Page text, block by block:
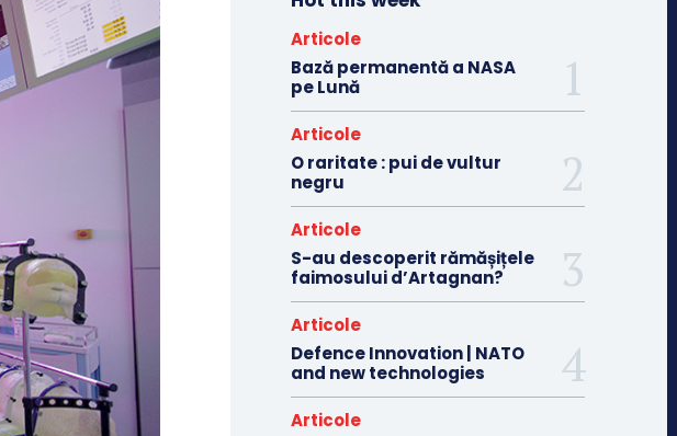
Articole
Bază permanentă a NASA
pe Lună
Articole
O raritate : pui de vultur
negru
Articole
S-au descoperit rămășițele
faimosului d’Artagnan?
Articole
Defence Innovation | NATO
and new technologies
Articole